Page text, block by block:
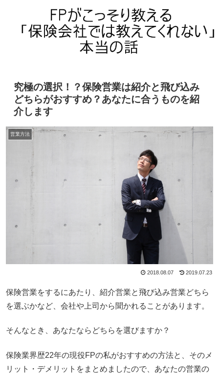
究極の選択！？保険営業は紹介と飛び込み
どちらがおすすめ？あなたに合うものを紹
介します
営業方法
2018.08.07 2019.07.23
保険営業をするにあたり、紹介営業と飛び込み営業どちら
を選ぶかなど、会社や上司から聞かれることがあります。
そんなとき、あなたならどちらを選びますか？
保険業界歴22年の現役FPの私がおすすめの方法と、そのメ
リット・デメリットをまとめましたので、あなたの営業の